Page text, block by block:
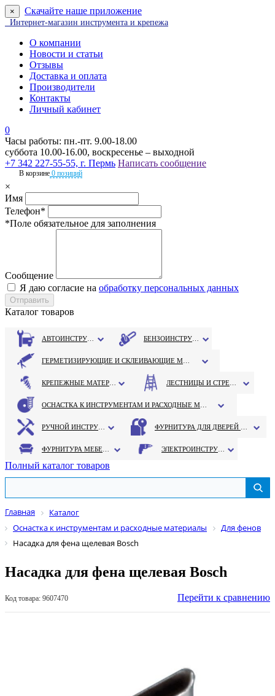
× Скачайте наше приложение
Интернет-магазин инструмента и крепежа
О компании
Новости и статьи
Отзывы
Доставка и оплата
Производители
Контакты
Личный кабинет
0
Часы работы: пн.-пт. 9.00-18.00
суббота 10.00-16.00, воскресенье – выходной
+7 342 227-55-55, г. Пермь Написать сообщение
В корзине 0 позиций
×
Имя
Телефон*
*Поле обязательное для заполнения
Сообщение
Я даю согласие на обработку персональных данных
Каталог товаров
Полный каталог товаров
Главная
Каталог
Оснастка к инструментам и расходные материалы
Для фенов
Насадка для фена щелевая Bosch
Насадка для фена щелевая Bosch
Код товара: 9607470 Перейти к сравнению